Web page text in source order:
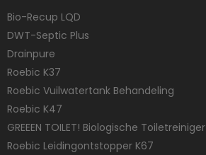
Bio-Recup LQD
DWT-Septic Plus
Drainpure
Roebic K37
Roebic Vuilwatertank Behandeling
Roebic K47
GREEEN TOILET! Biologische Toiletreiniger
Roebic Leidingontstopper K67